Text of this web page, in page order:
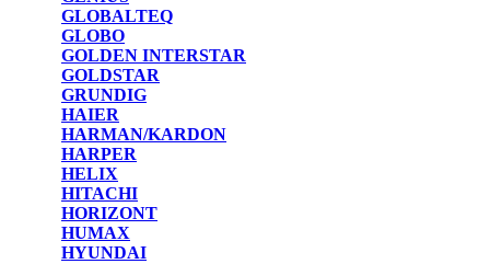
GLOBALTEQ
GLOBO
GOLDEN INTERSTAR
GOLDSTAR
GRUNDIG
HAIER
HARMAN/KARDON
HARPER
HELIX
HITACHI
HORIZONT
HUMAX
HYUNDAI